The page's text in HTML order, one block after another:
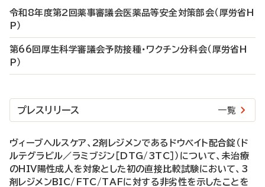
令和8年度第2回薬事審議会医薬品等安全対策部会（厚労省H
P）
第66回厚生科学審議会予防接種・ワクチン分科会（厚労省H
P）
プレスリリース 一覧
ヴィーブヘルスケア、2剤レジメンであるドウベイト配合錠（ド
ルテグラビル／ラミブジン［DTG/3TC］）について、未治療
のHIV陽性成人を対象とした初の直接比較試験において、3
剤レジメンBIC/FTC/TAFに対する非劣性を示したことを